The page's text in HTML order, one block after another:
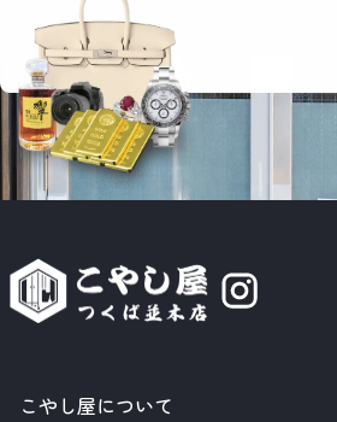
こやし屋について